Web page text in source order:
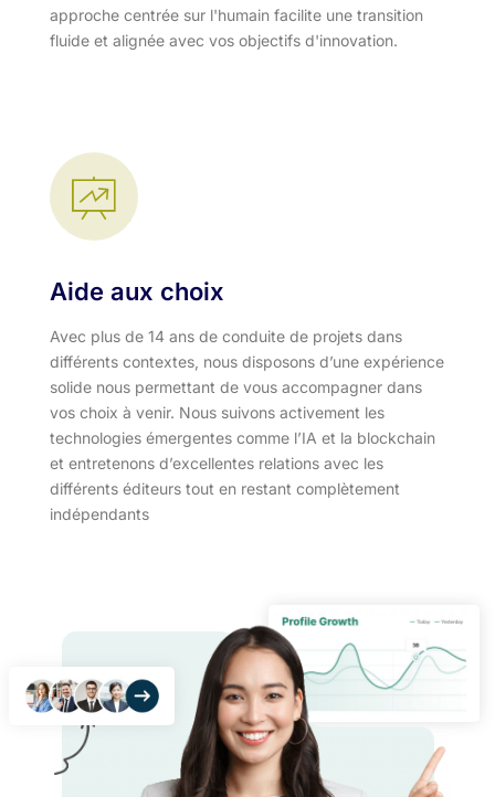
approche centrée sur l'humain facilite une transition
fluide et alignée avec vos objectifs d'innovation.​
Aide aux choix
Avec plus de 14 ans de conduite de projets dans
différents contextes, nous disposons d’une expérience
solide nous permettant de vous accompagner dans
vos choix à venir. Nous suivons activement les
technologies émergentes comme l’IA et la blockchain
et entretenons d’excellentes relations avec les
différents éditeurs tout en restant complètement
indépendants